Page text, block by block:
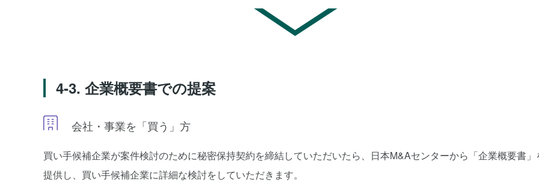
4-3. 企業概要書での提案
会社・事業を「買う」方
買い手候補企業が案件検討のために秘密保持契約を締結していただいたら、日本M&Aセンターから「企業概要書」
提供し、買い手候補企業に詳細な検討をしていただきます。